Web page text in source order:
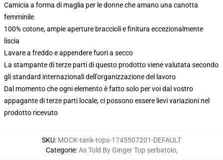
Camicia a forma di maglia per le donne che amano una canotta
femminile
100% cotone, ampie aperture braccioli e finitura eccezionalmente
liscia
Lavare a freddo e appendere fuori a secco
La stampante di terze parti di questo prodotto viene valutata secondo
gli standard internazionali dell'organizzazione del lavoro
Dal momento che ogni elemento è fatto solo per voi dal vostro
appagante di terze parti locale, ci possono essere lievi variazioni nel
prodotto ricevuto
SKU: MOCK-tank-tops-1745507201-DEFAULT
Categorie:As Told By Ginger Top serbatoio,